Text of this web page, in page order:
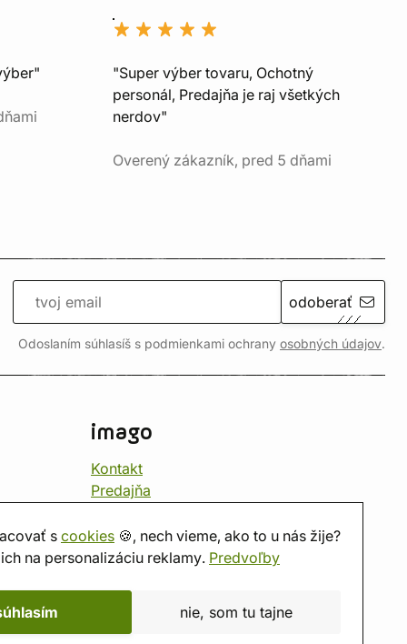
scookies 🍪, nech vieme, ako to u nás žije?
na personalizáciu reklamy. Predvoľby
nie, som tu tajne
"Super výber tovaru, Ochotný
personál, Predajňa je raj všetkých
nerdov"
Overený zákazník, pred 5 dňami
odoberať
Odoslaním súhlasíš s podmienkami ochrany osobných údajov.
imago
Kontakt
Predajňa
O nás
Hodnotenie obchodu